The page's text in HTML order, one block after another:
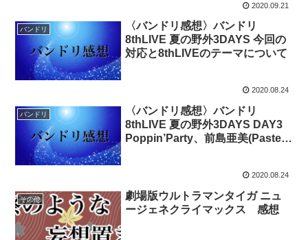
2020.09.21
バンドリ
〈バンドリ感想〉バンドリ
8thLIVE 夏の野外3DAYS 今回の
対応と8thLIVEのテーマについて
2020.08.24
バンドリ
〈バンドリ感想〉バンドリ
8thLIVE 夏の野外3DAYS DAY3
Poppin’Party、前島亜美(Pastel
Live ～Summerly Tone♪～」2020.08.24
その他
劇場版ウルトラマンタイガ ニュ
ージェネクライマックス 感想